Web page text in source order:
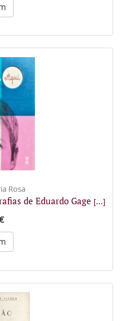
Rosa
de Eduardo Gage [...]